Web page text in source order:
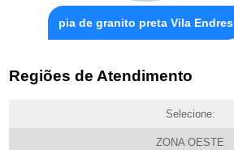
pia de granito preta Vila Endres
Regiões de Atendimento
Selecione:
ZONA OESTE